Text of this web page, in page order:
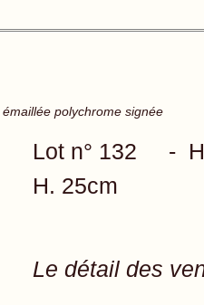
polychrome signée
Lot n° 132 -
H. 25cm
Le détail des